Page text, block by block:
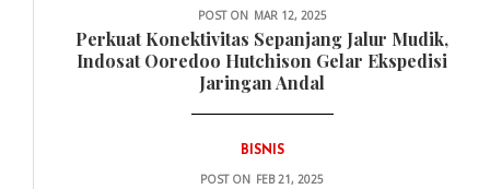
POST ON MAR 12, 2025
Perkuat Konektivitas Sepanjang Jalur Mudik,
Indosat Ooredoo Hutchison Gelar Ekspedisi
Jaringan Andal
BISNIS
POST ON FEB 21, 2025